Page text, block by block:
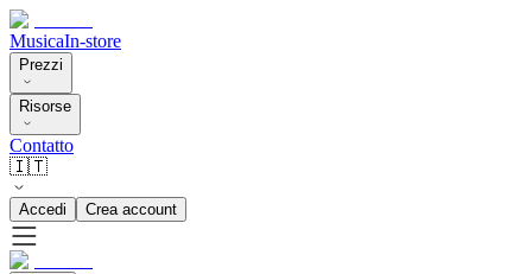
MusicaIn-store
Prezzi
Risorse
Contatto
🇮🇹
Accedi Crea account